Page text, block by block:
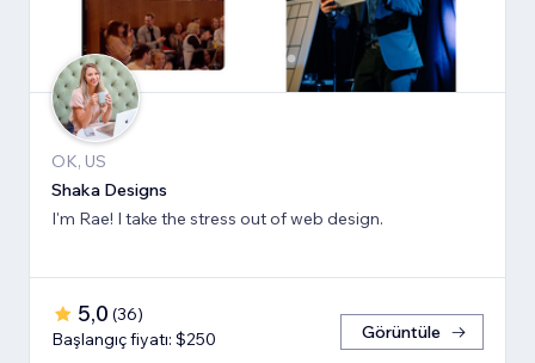
OK, US
Shaka Designs
I'm Rae! I take the stress out of web design.
5,0 (36)
Başlangıç fiyatı: $250
Görüntüle